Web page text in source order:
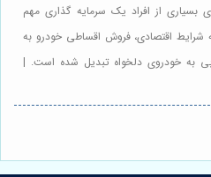
بسیاری از افراد یک سرمایه گذاری مهم
اقتصادی، فروش اقساطی خودرو به
به خودروی دلخواه تبدیل شده است. |